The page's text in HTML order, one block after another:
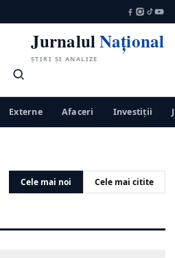
JurnalulNațional
ȘTIRI ȘI ANALIZE
Externe Afaceri Investiții
Cele mai noi Cele mai citite